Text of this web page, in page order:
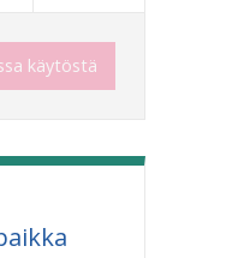
käytöstä